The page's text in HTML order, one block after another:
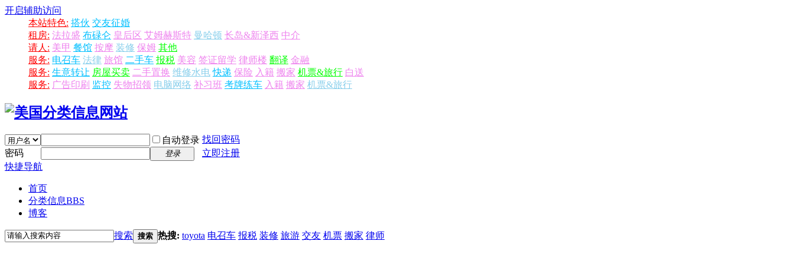
开启辅助访问
本站特色: 搭伙 交友征婚
租房: 法拉盛 布碌仑 皇后区 艾姆赫斯特 曼哈顿 长岛&新泽西 中介
请人: 美甲 餐馆 按摩 装修 保姆 其他
服务: 电召车 法律 旅馆 二手车 报税 美容 签证留学 律师楼 翻译 金融
服务: 生意转让 房屋买卖 二手置换 维修水电 快递 保险 入籍 搬家 机票&旅行 白送
服务: 广告印刷 监控 失物招领 电脑网络 补习班 考牌练车 入籍 搬家 机票&旅行
自动登录 找回密码
密码
登录
立即注册
快捷导航
首页
分类信息BBS
博客
搜索 搜索 热搜: toyota 电召车 报税 装修 旅游 交友 机票 搬家 律师